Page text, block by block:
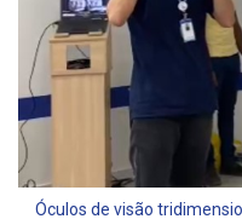
Óculos de visão